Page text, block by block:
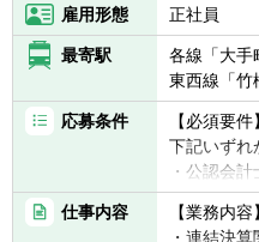
る点、
またグロー
海外で働く
海外で勤務
魅力がある。
■経営層（
ープ会社）
多く、経
雇用形態 正社員
最寄駅
各線「大手
東西線「竹
応募条件
【必須要件】
下記いずれ
・公認会
財務アドバ
・税理士
仕事内容
【業務内容】
・連結決